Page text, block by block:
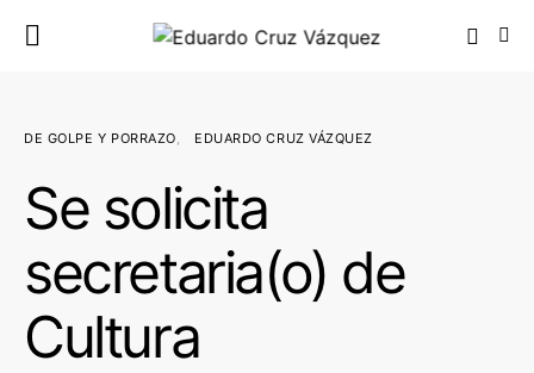
DE GOLPE Y PORRAZO EDUARDO CRUZ VÁZQUEZ
Se solicita
secretaria(o) de
Cultura